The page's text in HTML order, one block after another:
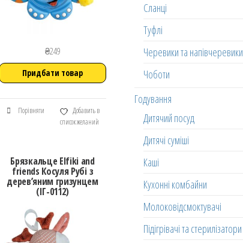
₴249
Придбати товар
Порівняти
Добавить в
список желаний
Брязкальце Elfiki and
friends Косуля Рубі з
дерев’яним гризунцем
(ІГ-0112)
Сланці
Туфлі
Черевики та напівчеревики
Чоботи
Годування
Дитячий посуд
Дитячі суміші
Каші
Кухонні комбайни
Молоковідсмоктувачі
Підігрівачі та стерилізатори